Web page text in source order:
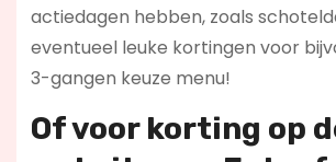
actiedagen hebben, zoals
eventueel leuke kortingen voor
3-gangen keuze menu!
Of voor korting op